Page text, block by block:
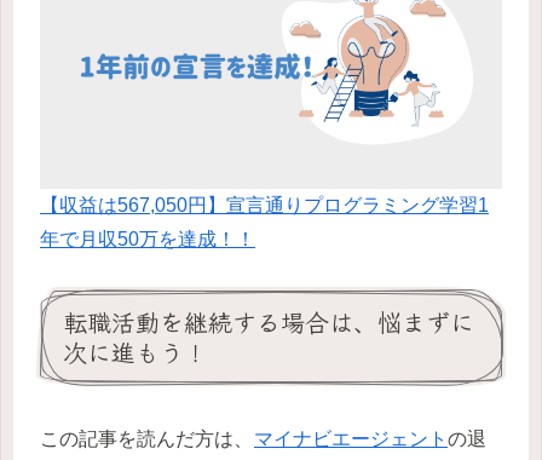
【収益は567,050円】宣言通りプログラミング学習1
年で月収50万を達成！！
転職活動を継続する場合は、悩まずに
次に進もう！
この記事を読んだ方は、 マイナビエージェント の退